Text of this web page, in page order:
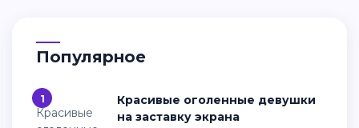
Популярное
1
Красивые оголенные девушки
на заставку экрана